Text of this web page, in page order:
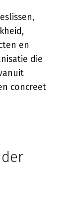
en
die
concreet